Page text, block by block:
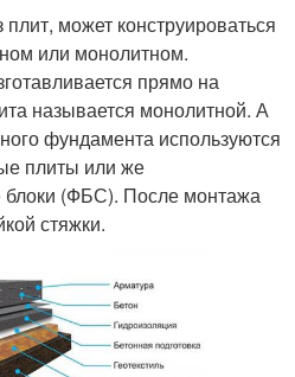
может конструироваться
или монолитном.
прямо на
называется монолитной. А
фундамента используются
плиты или же
(ФБС). После монтажа
стяжки.